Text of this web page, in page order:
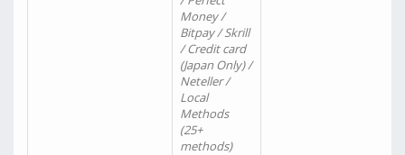
Money /
Bitpay / Skrill
/ Credit card
(Japan Only) /
Neteller /
Local
Methods
(25+
methods)